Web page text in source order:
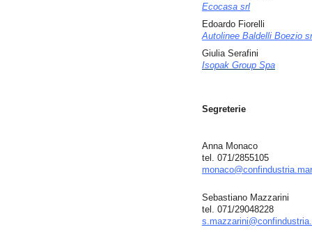
Ecocasa srl
Edoardo Fiorelli
Autolinee Baldelli Boezio
Giulia Serafini
Isopak Group Spa
Segreterie
Anna Monaco
tel. 071/2855105
Sebastiano Mazzarini
tel. 071/29048228